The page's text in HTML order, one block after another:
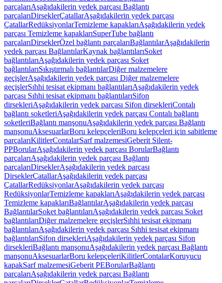
parçalarıAşağıdakilerin yedek parçası Bağlantı
parçalarıDirseklerÇatallarAşağıdakilerin yedek parçası
ÇatallarRedüksiyonlarTemizleme kapaklarıAşağıdakilerin yedek
parçası Temizleme kapaklarıSuperTube bağlantı
parçalarıDirseklerÖzel bağlantı parçalarıBağlantılarAşağıdakilerin
yedek parçası BağlantılarKaynak bağlantılarıSoket
bağlantılarıAşağıdakilerin yedek parçası Soket
bağlantılarıSıkıştırmalı bağlantılarDiğer malzemelere
geçişlerAşağıdakilerin yedek parçası Diğer malzemelere
geçişlerSıhhi tesisat ekipmanı bağlantılarıAşağıdakilerin yedek
parçası Sıhhi tesisat ekipmanı bağlantılarıSifon
dirsekleriAşağıdakilerin yedek parçası Sifon dirsekleriContalı
bağlantı soketleriAşağıdakilerin yedek parçası Contalı bağlantı
soketleriBağlantı manşonuAşağıdakilerin yedek parçası Bağlantı
manşonuAksesuarlarBoru kelepçeleriBoru kelepçeleri için sabitleme
parçalarıKilitlerContalarSarf malzemesiGeberit Silent-
PPBorularAşağıdakilerin yedek parçası BorularBağlantı
parçalarıAşağıdakilerin yedek parçası Bağlantı
parçalarıDirseklerAşağıdakilerin yedek parçası
DirseklerÇatallarAşağıdakilerin yedek parçası
ÇatallarRedüksiyonlarAşağıdakilerin yedek parçası
RedüksiyonlarTemizleme kapaklarıAşağıdakilerin yedek parçası
Temizleme kapaklarıBağlantılarAşağıdakilerin yedek parçası
BağlantılarSoket bağlantılarıAşağıdakilerin yedek parçası Soket
bağlantılarıDiğer malzemelere geçişlerSıhhi tesisat ekipmanı
bağlantılarıAşağıdakilerin yedek parçası Sıhhi tesisat ekipmanı
bağlantılarıSifon dirsekleriAşağıdakilerin yedek parçası Sifon
dirsekleriBağlantı manşonuAşağıdakilerin yedek parçası Bağlantı
manşonuAksesuarlarBoru kelepçeleriKilitlerContalarKoruyucu
kapakSarf malzemesiGeberit PEBorularBağlantı
parçalarıAşağıdakilerin yedek parçası Bağlantı